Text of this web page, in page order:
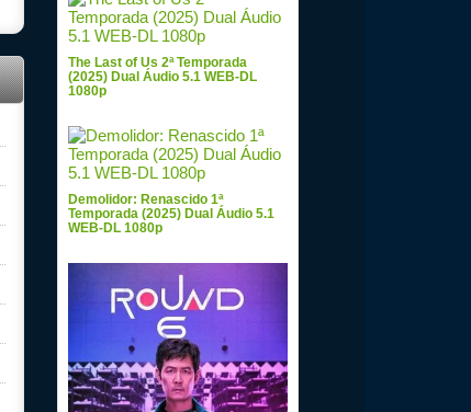
The Last of Us 2ª Temporada
(2025) Dual Áudio 5.1 WEB-DL
1080p
Demolidor: Renascido 1ª
Temporada (2025) Dual Áudio 5.1
WEB-DL 1080p